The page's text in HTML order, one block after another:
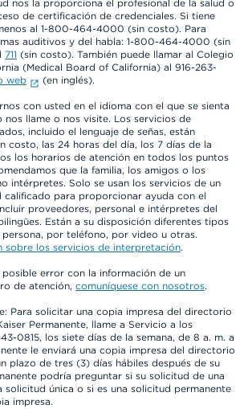
nos la proporciona el profesional de la salud o
de certificación de credenciales. Si tiene
al 1-800-464-4000 (sin costo). Para
auditivos y del habla: 1-800-464-4000 (sin
711 (sin costo). También puede llamar al Colegio
(Medical Board of California) al 916-263-
web (en inglés).
con usted en el idioma con el que se sienta
nos llame o nos visite. Los servicios de
incluido el lenguaje de señas, están
costo, las 24 horas del día, los 7 días de la
los horarios de atención en todos los puntos
que la familia, los amigos o los
intérpretes. Solo se usan los servicios de un
calificado para proporcionar ayuda con el
proveedores, personal e intérpretes del
Están a su disposición diferentes tipos
por teléfono, por video u otras.
sobre los servicios de interpretación.
error con la información de un
de atención, comuníquese con nosotros.
Para solicitar una copia impresa del directorio
Permanente, llame a Servicio a los
0815, los siete días de la semana, de 8 a. m. a
le enviará una copia impresa del directorio
plazo de tres (3) días hábiles después de su
podría preguntar si su solicitud de una
solicitud única o si es una solicitud permanente
impresa.